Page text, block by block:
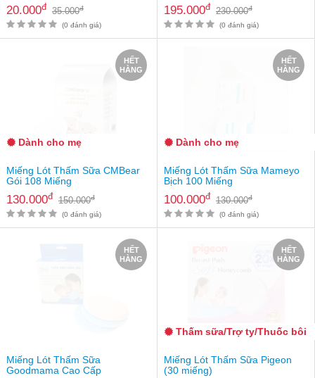
nhà
20.000đ 35.000đ
(0 đánh giá)
195.000đ 230.000đ
(0 đánh giá)
Miếng Lót Thấm Sữa CMBear
Gói 108 Miếng
130.000đ 150.000đ
(0 đánh giá)
HẾT
HÀNG
Dành cho mẹ
Miếng Lót Thấm Sữa Mameyo
Bịch 100 Miếng
100.000đ 130.000đ
(0 đánh giá)
HẾT
HÀNG
Dành cho mẹ
Miếng Lót Thấm Sữa
Goodmama Cao Cấp
HẾT
HÀNG
Miếng Lót Thấm Sữa Pigeon
(30 miếng)
HẾT
HÀNG
Thấm sữa/Trợ ty/Thuốc bôi